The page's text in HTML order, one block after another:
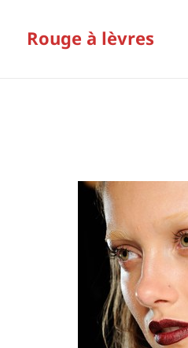
Rouge à lèvres